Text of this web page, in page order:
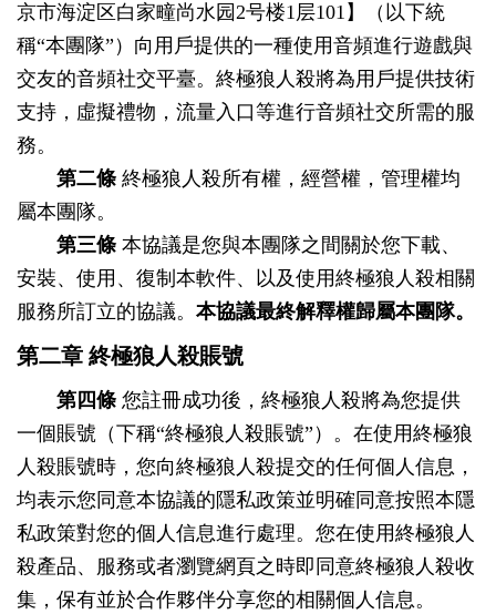
京市海淀区白家疃尚水园2号楼1层101】（以下統
稱“本團隊”）向用戶提供的一種使用音頻進行遊戲與
交友的音頻社交平臺。終極狼人殺將為用戶提供技術
支持，虛擬禮物，流量入口等進行音頻社交所需的服
務。
第二條 終極狼人殺所有權，經營權，管理權均
屬本團隊。
第三條 本協議是您與本團隊之間關於您下載、
安裝、使用、復制本軟件、以及使用終極狼人殺相關
服務所訂立的協議。 本協議最終解釋權歸屬本團隊。
第二章 終極狼人殺賬號
第四條 您註冊成功後，終極狼人殺將為您提供
一個賬號（下稱“終極狼人殺賬號”）。在使用終極狼
人殺賬號時，您向終極狼人殺提交的任何個人信息，
均表示您同意本協議的隱私政策並明確同意按照本隱
私政策對您的個人信息進行處理。您在使用終極狼人
殺產品、服務或者瀏覽網頁之時即同意終極狼人殺收
集，保有並於合作夥伴分享您的相關個人信息。